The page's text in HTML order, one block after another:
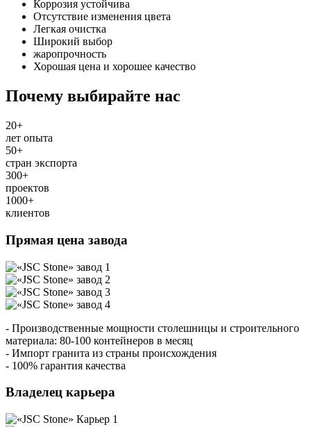
Коррозия устойчива
Отсутствие изменения цвета
Легкая очистка
Широкий выбор
жаропрочность
Хорошая цена и хорошее качество
Почему выбирайте нас
20+
лет опыта
50+
стран экспорта
300+
проектов
1000+
клиентов
Прямая цена завода
- Производственные мощности столешницы и строительного
материала: 80-100 контейнеров в месяц
- Импорт гранита из страны происхождения
- 100% гарантия качества
Владелец карьера